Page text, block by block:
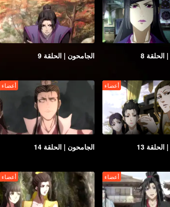
8 الجامحون | الحلقة 9
أعضاء
13
أعضاء
الجامحون | الحلقة 14
أعضاء أعضاء